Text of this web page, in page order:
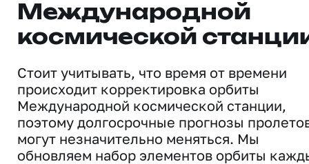
Международной
космической
Стоит учитывать, что время от времени
происходит корректировка орбиты
Международной космической станции,
поэтому долгосрочные прогнозы
могут незначительно меняться. Мы
обновляем набор элементов орбиты